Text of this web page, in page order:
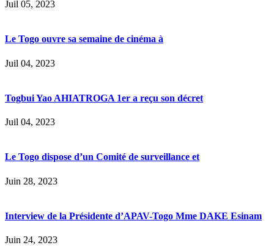
Juil 05, 2023
Le Togo ouvre sa semaine de cinéma à
Juil 04, 2023
Togbui Yao AHIATROGA 1er a reçu son décret
Juil 04, 2023
Le Togo dispose d’un Comité de surveillance et
Juin 28, 2023
Interview de la Présidente d’APAV-Togo Mme DAKE Esinam
Juin 24, 2023